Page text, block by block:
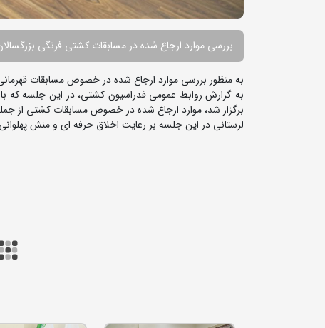
بررسی موارد ارجاع شده در مسابقات کشتی فرنگی
به منظور بررسی موارد ارجاع شده در خصوص مسابقات
به گزارش روابط عمومی فدراسیون کشتی، در این جلسه که با
برگزار شد، موارد ارجاع شده در خصوص مسابقات کشتی از
لرستانی در این جلسه بر رعایت اخلاق حرفه ای و منش